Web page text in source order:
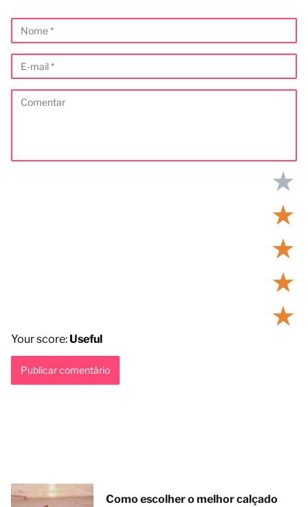
★
★
★
★
★
Your score: Useful
Como escolher o melhor calçado